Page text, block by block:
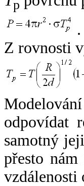
p
.
Z rovnosti
odpovídat
samotný
přesto
vzdálenosti